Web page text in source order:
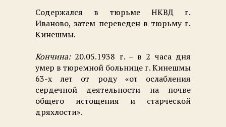
Содержался в тюрьме НКВД г.
Иваново, затем переведен в тюрьму г.
Кинешмы.
Кончина: 20.05.1938 г. – в 2 часа дня
умер в тюремной больнице г. Кинешмы
63-х лет от роду «от ослабления
сердечной деятельности на почве
общего истощения и старческой
дряхлости».